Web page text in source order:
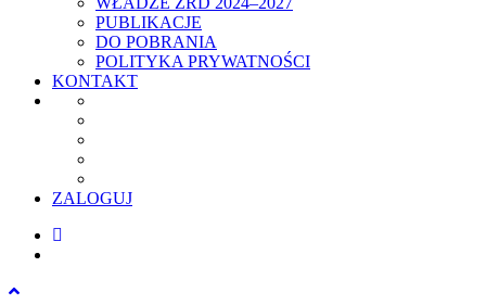
PUBLIKACJE
DO POBRANIA
POLITYKA PRYWATNOŚCI
KONTAKT
ZALOGUJ